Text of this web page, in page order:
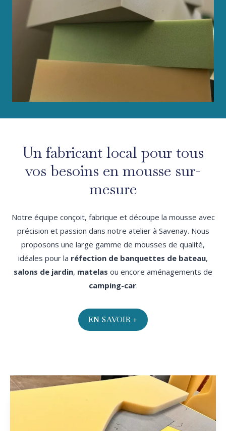
Un fabricant local pour tous
vos besoins en mousse sur-
mesure
Notre équipe conçoit, fabrique et découpe la mousse avec
précision et passion dans notre atelier à Savenay. Nous
proposons une large gamme de mousses de qualité,
idéales pour la réfection de banquettes de bateau,
salons de jardin, matelas ou encore aménagements de
camping-car.
EN SAVOIR +